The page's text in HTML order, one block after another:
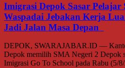
Imigrasi Depok Sasar Pelajar
Waspadai Jebakan Kerja
Jadi Jalan Masa Depan
DEPOK, SWARAJABAR.ID —
Depok memilih SMA Negeri 2 Depok
Imigrasi Go To School pada Rabu (5/